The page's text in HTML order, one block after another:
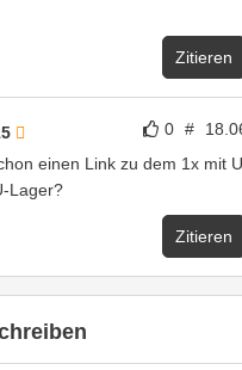
Zitieren
0 #
einen Link zu dem 1x mit
Lager?
Zitieren